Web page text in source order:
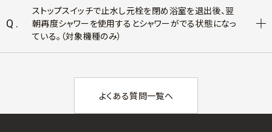
Q.
ストップスイッチで止水し元栓を閉め浴室を退出後、翌
朝再度シャワーを使用するとシャワーがでる状態になっ
ている。（対象機種のみ）
よくある質問一覧へ